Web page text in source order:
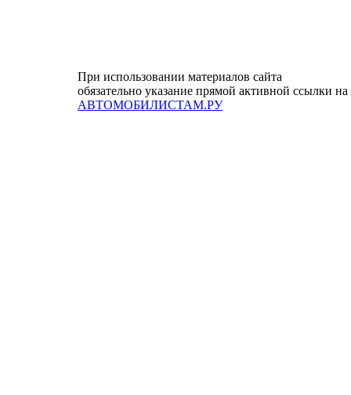
При использовании материалов сайта
обязательно указание прямой активной ссылки на
АВТОМОБИЛИСТАМ.РУ